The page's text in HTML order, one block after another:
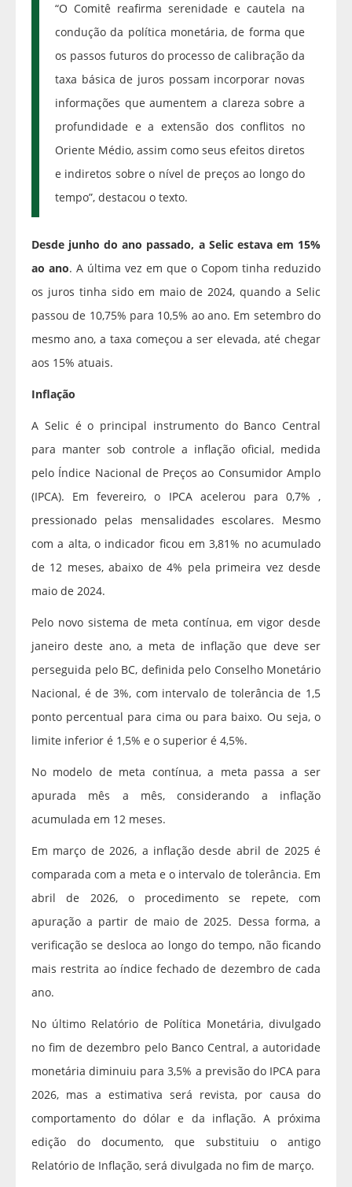
“O Comitê reafirma serenidade e cautela na
condução da política monetária, de forma que
os passos futuros do processo de calibração da
taxa básica de juros possam incorporar novas
informações que aumentem a clareza sobre a
profundidade e a extensão dos conflitos no
Oriente Médio, assim como seus efeitos diretos
e indiretos sobre o nível de preços ao longo do
tempo”, destacou o texto.
Desde junho do ano passado, a Selic estava em 15%
ao ano. A última vez em que o Copom tinha reduzido
os juros tinha sido em maio de 2024, quando a Selic
passou de 10,75% para 10,5% ao ano. Em setembro do
mesmo ano, a taxa começou a ser elevada, até chegar
aos 15% atuais.
Inflação
A Selic é o principal instrumento do Banco Central
para manter sob controle a inflação oficial, medida
pelo Índice Nacional de Preços ao Consumidor Amplo
(IPCA). Em fevereiro, o IPCA acelerou para 0,7% ,
pressionado pelas mensalidades escolares. Mesmo
com a alta, o indicador ficou em 3,81% no acumulado
de 12 meses, abaixo de 4% pela primeira vez desde
maio de 2024.
Pelo novo sistema de meta contínua, em vigor desde
janeiro deste ano, a meta de inflação que deve ser
perseguida pelo BC, definida pelo Conselho Monetário
Nacional, é de 3%, com intervalo de tolerância de 1,5
ponto percentual para cima ou para baixo. Ou seja, o
limite inferior é 1,5% e o superior é 4,5%.
No modelo de meta contínua, a meta passa a ser
apurada mês a mês, considerando a inflação
acumulada em 12 meses.
Em março de 2026, a inflação desde abril de 2025 é
comparada com a meta e o intervalo de tolerância. Em
abril de 2026, o procedimento se repete, com
apuração a partir de maio de 2025. Dessa forma, a
verificação se desloca ao longo do tempo, não ficando
mais restrita ao índice fechado de dezembro de cada
ano.
No último Relatório de Política Monetária, divulgado
no fim de dezembro pelo Banco Central, a autoridade
monetária diminuiu para 3,5% a previsão do IPCA para
2026, mas a estimativa será revista, por causa do
comportamento do dólar e da inflação. A próxima
edição do documento, que substituiu o antigo
Relatório de Inflação, será divulgada no fim de março.